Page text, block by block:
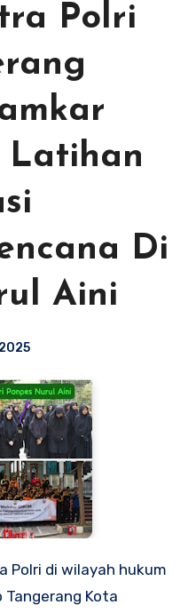
Polri
Latihan
Di
Aini
Tangerang Kota